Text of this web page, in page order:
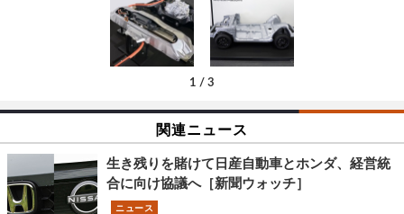
1 / 3
関連ニュース
生き残りを賭けて日産自動車とホンダ、経営統
合に向け協議へ［新聞ウォッチ］
ニュース